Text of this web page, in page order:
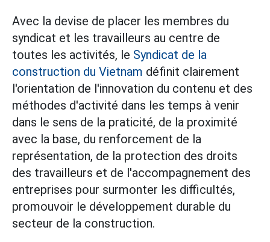
Avec la devise de placer les membres du
syndicat et les travailleurs au centre de
toutes les activités, le Syndicat de la
construction du Vietnam définit clairement
l'orientation de l'innovation du contenu et des
méthodes d'activité dans les temps à venir
dans le sens de la praticité, de la proximité
avec la base, du renforcement de la
représentation, de la protection des droits
des travailleurs et de l'accompagnement des
entreprises pour surmonter les difficultés,
promouvoir le développement durable du
secteur de la construction.